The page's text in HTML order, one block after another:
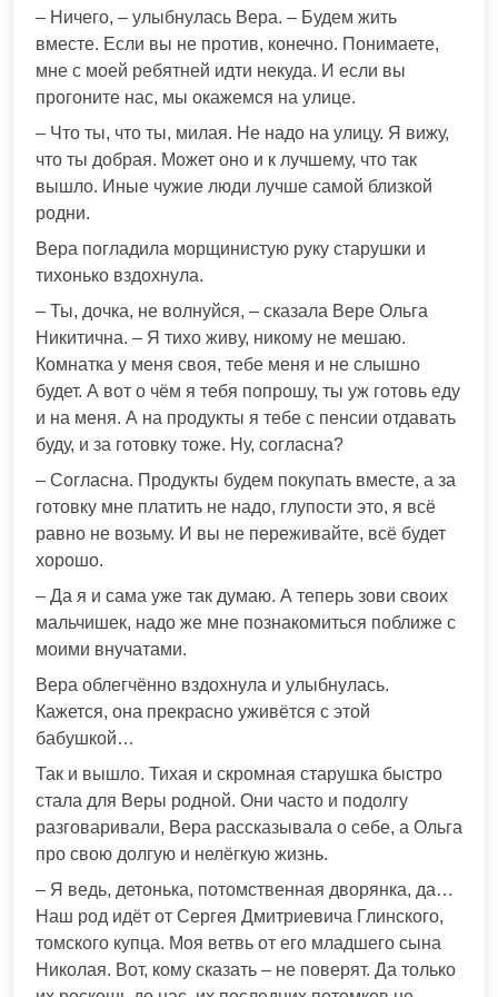
– Ничего, – улыбнулась Вера. – Будем жить
вместе. Если вы не против, конечно. Понимаете,
мне с моей ребятней идти некуда. И если вы
прогоните нас, мы окажемся на улице.
– Что ты, что ты, милая. Не надо на улицу. Я вижу,
что ты добрая. Может оно и к лучшему, что так
вышло. Иные чужие люди лучше самой близкой
родни.
Вера погладила морщинистую руку старушки и
тихонько вздохнула.
– Ты, дочка, не волнуйся, – сказала Вере Ольга
Никитична. – Я тихо живу, никому не мешаю.
Комнатка у меня своя, тебе меня и не слышно
будет. А вот о чём я тебя попрошу, ты уж готовь еду
и на меня. А на продукты я тебе с пенсии отдавать
буду, и за готовку тоже. Ну, согласна?
– Согласна. Продукты будем покупать вместе, а за
готовку мне платить не надо, глупости это, я всё
равно не возьму. И вы не переживайте, всё будет
хорошо.
– Да я и сама уже так думаю. А теперь зови своих
мальчишек, надо же мне познакомиться поближе с
моими внучатами.
Вера облегчённо вздохнула и улыбнулась.
Кажется, она прекрасно уживётся с этой
бабушкой…
Так и вышло. Тихая и скромная старушка быстро
стала для Веры родной. Они часто и подолгу
разговаривали, Вера рассказывала о себе, а Ольга
про свою долгую и нелёгкую жизнь.
– Я ведь, детонька, потомственная дворянка, да…
Наш род идёт от Сергея Дмитриевича Глинского,
томского купца. Моя ветвь от его младшего сына
Николая. Вот, кому сказать – не поверят. Да только